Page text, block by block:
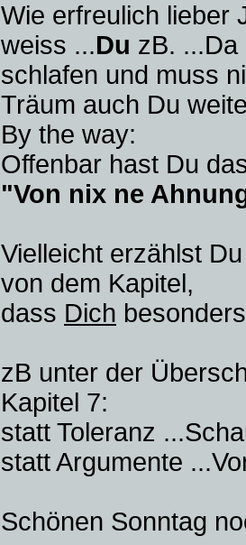
Wie erfreulich lieber
weiss ...Du zB. ...Da
schlafen und muss
Träum auch Du
By the way:
Offenbar hast Du
"Von nix ne
Vielleicht erzählst
von dem Kapitel,
dass Dich
zB unter der
Kapitel 7:
statt Toleranz
statt Argumente
Schönen Sonntag